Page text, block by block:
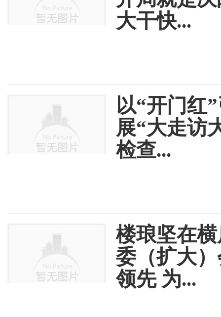
大干快...
以“开门红
展“大走访
检查...
楼琅坚在
委（扩大
领先 为...